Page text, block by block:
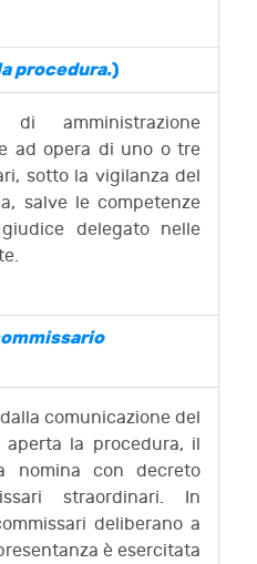
fallita alla
straordinaria.
giorni dal deposito
motivato dispone
fallimento in
ovvero
le condizioni per
compatibili, le
28, commi 4 e 5, 29,
procedura.)
amministrazione
ad opera di uno o tre
sotto la vigilanza del
salve le competenze
delegato nelle
funzioni previste
il Ministero può
esperti o di società
dell'articolo 3 della
140.
può altresì
della Guardia di
ed i controlli necessari
dell'attività di
degli atti e dei
competenza.
comunicazione del
la procedura, il
nomina con decreto
straordinari. In
deliberano a
è esercitata